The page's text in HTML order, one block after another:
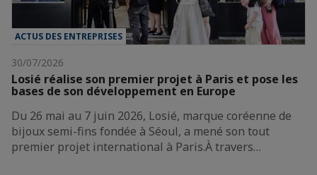
ACTUS DES ENTREPRISES
30/07/2026
Losié réalise son premier projet à Paris et pose les
bases de son développement en Europe
Du 26 mai au 7 juin 2026, Losié, marque coréenne de
bijoux semi-fins fondée à Séoul, a mené son tout
premier projet international à Paris.À travers…